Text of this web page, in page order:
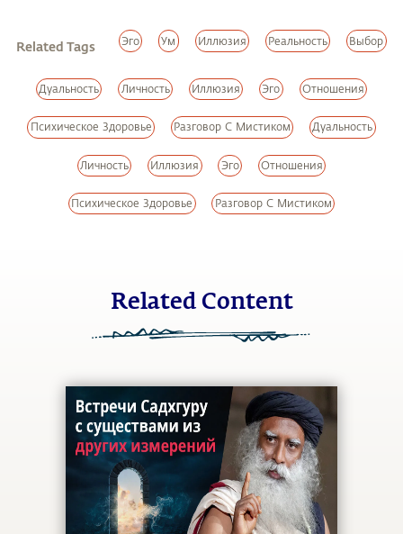
Related Tags Эго Ум Иллюзия Реальность Выбор
Дуальность Личность Иллюзия Эго Отношения
Психическое Здоровье Разговор С Мистиком Дуальность
Личность Иллюзия Эго Отношения
Психическое Здоровье Разговор С Мистиком
Related Content